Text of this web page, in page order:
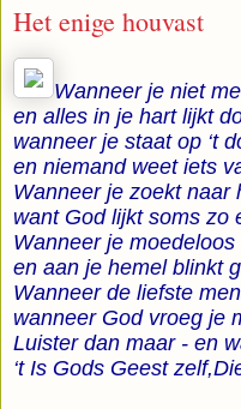
Het enige houvast
Wanneer je niet
en alles in je hart lijkt
wanneer je staat op ‘t
en niemand weet iets
Wanneer je zoekt naar
want God lijkt soms zo
Wanneer je moedeloos
en aan je hemel blinkt
Wanneer de liefste
wanneer God vroeg je
Luister dan maar - en
‘t Is Gods Geest